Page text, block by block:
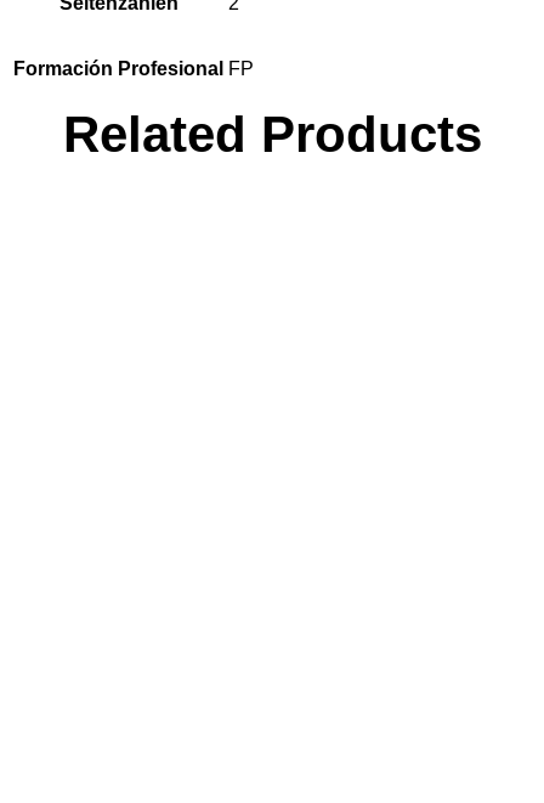
Formación Profesional FP
Related Products